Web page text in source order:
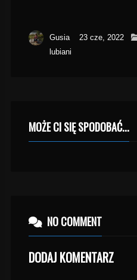
Gusia 23 cze, 2022
lubiani
MOŻE CI SIĘ SPODOBAĆ...
NO COMMENT
DODAJ KOMENTARZ